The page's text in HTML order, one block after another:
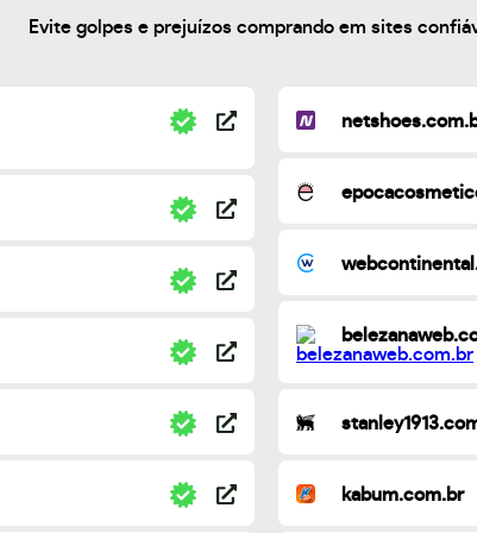
Evite golpes e prejuízos comprando em sites
kabum.com.br